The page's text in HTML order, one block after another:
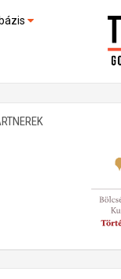
(feltöltés alatt)